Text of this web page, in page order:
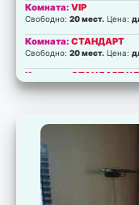
Комната:VIP
Свободно:20 мест. Цена:
Комната:СТАНДАРТ
Свободно:20 мест. Цена:
Комната: СТАНДАРТ
Свободно:20 мест.Цена:
Комната:
Свободно: